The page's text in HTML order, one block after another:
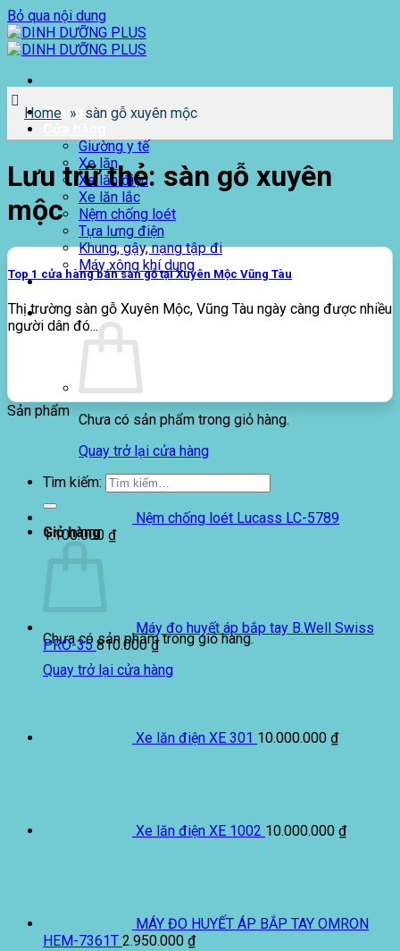
Bỏ qua nội dung
Trang chủ
Giường y tế
Xe lăn
Xe lăn điện
Xe lăn lắc
Nệm chống loét
Tựa lưng điện
Khung, gậy, nạng tập đi
Máy xông khí dung
Giới thiệu
0₫
Chưa có sản phẩm trong giỏ hàng.
Quay trở lại cửa hàng
Tìm kiếm:
Giỏ hàng
Chưa có sản phẩm trong giỏ hàng.
Quay trở lại cửa hàng
Home » sàn gỗ xuyên mộc
Lưu trữ thẻ: sàn gỗ xuyên
mộc
Top 1 cửa hàng bán sàn gỗ tại Xuyên Mộc Vũng Tàu
Thị trường sàn gỗ Xuyên Mộc, Vũng Tàu ngày càng được nhiều
người dân đó...
Sản phẩm
Nệm chống loét Lucass LC-5789
1.100.000 ₫
Máy đo huyết áp bắp tay B.Well Swiss
PRO-35 810.000₫
Xe lăn điện XE 301 10.000.000 ₫
Xe lăn điện XE 1002 10.000.000 ₫
MÁY ĐO HUYẾT ÁP BẮP TAY OMRON
HEM-7361T 2.950.000 ₫